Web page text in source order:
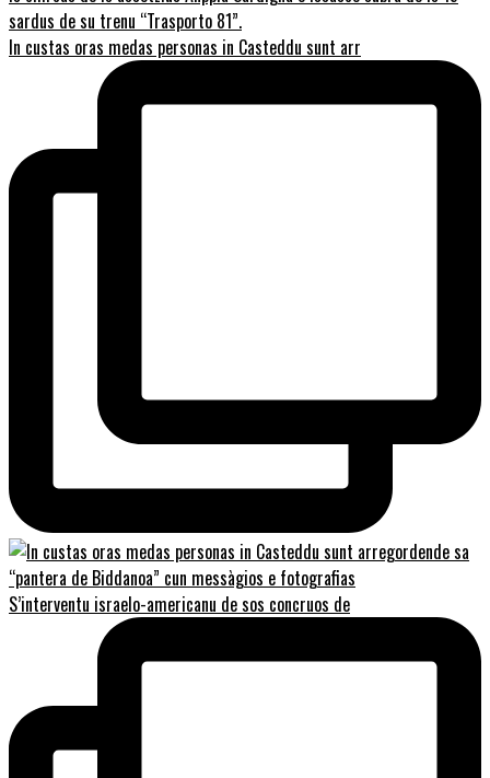
In custas oras medas personas in Casteddu sunt arr
S’interventu israelo-americanu de sos concruos de